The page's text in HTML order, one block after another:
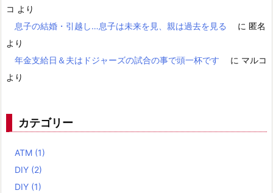
コ より
息子の結婚・引越し…息子は未来を見、親は過去を見る
に 匿名
より
年金支給日＆夫はドジャーズの試合の事で頭一杯です
に マルコ
より
カテゴリー
ATM (1)
DIY (2)
DIY (1)